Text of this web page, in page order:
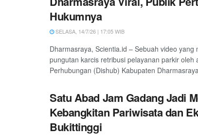
Hukumnya
SELASA, 14/7/26 | 17:05 WIB
Dharmasraya, Scientia.id – Sebuah video yang
pungutan karcis retribusi pelayanan parkir oleh
Perhubungan (Dishub) Kabupaten
Satu Abad Jam Gadang Jadi
Kebangkitan Pariwisata dan
Bukittinggi